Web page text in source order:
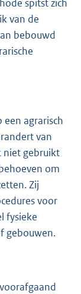
spitst zich
van de
bebouwd
een agrarisch
van
niet gebruikt
om
Zij
voor
fysieke
gebouwen.